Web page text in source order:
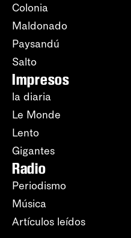
Colonia
Maldonado
Paysandú
Salto
Impresos
la diaria
Le Monde
Lento
Gigantes
Radio
Periodismo
Música
Artículos leídos